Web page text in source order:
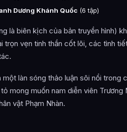
Dương Khánh Quốc (6 tập)
là biên kịch của bản truyền hình)
trọn vẹn tinh thần cốt lõi, các tình
làn sóng thảo luận sôi nổi trong
mong muốn nam diễn viên Trương
vật Phạm Nhàn.